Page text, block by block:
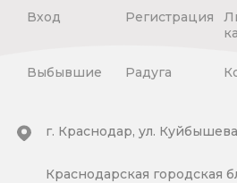
Вход Регистрация
Выбывшие Радуга
г. Краснодар, ул.
Краснодарская городская